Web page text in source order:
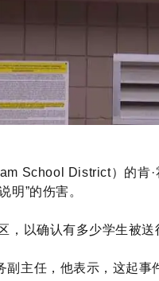
School District）的肯
明”的伤害。
，以确认有多少学生被送
副主任，他表示，这起事